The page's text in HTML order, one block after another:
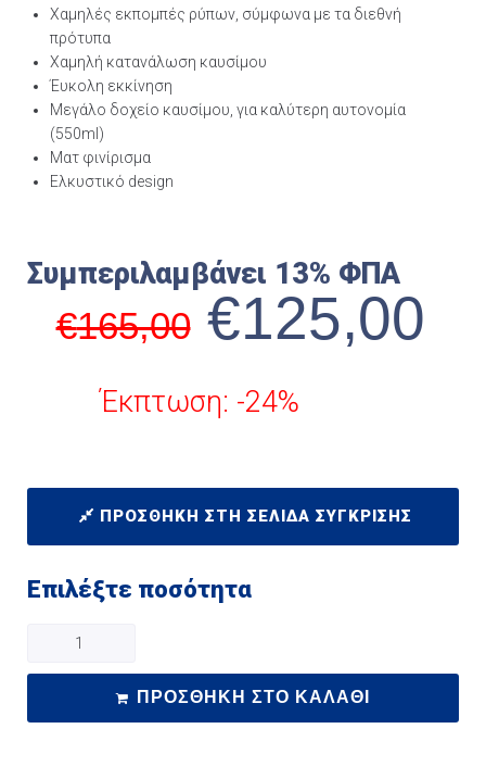
Χαμηλές εκπομπές ρύπων, σύμφωνα με τα διεθνή
πρότυπα
Χαμηλή κατανάλωση καυσίμου
Έυκολη εκκίνηση
Μεγάλο δοχείο καυσίμου, για καλύτερη αυτονομία
(550ml)
Ματ φινίρισμα
Ελκυστικό design
Συμπεριλαμβάνει 13% ΦΠΑ
€165,00 €125,00
Έκπτωση: -24%
ΠΡΟΣΘΉΚΗ ΣΤΗ ΣΕΛΊΔΑ ΣΎΓΚΡΙΣΗΣ
Επιλέξτε ποσότητα
ΠΡΟΣΘΉΚΗ ΣΤΟ ΚΑΛΆΘΙ